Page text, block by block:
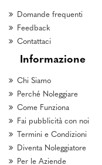
Domande frequenti
Feedback
Contattaci
Informazione
Chi Siamo
Perché Noleggiare
Come Funziona
Fai pubblicità con noi
Termini e Condizioni
Diventa Noleggiatore
Per le Aziende